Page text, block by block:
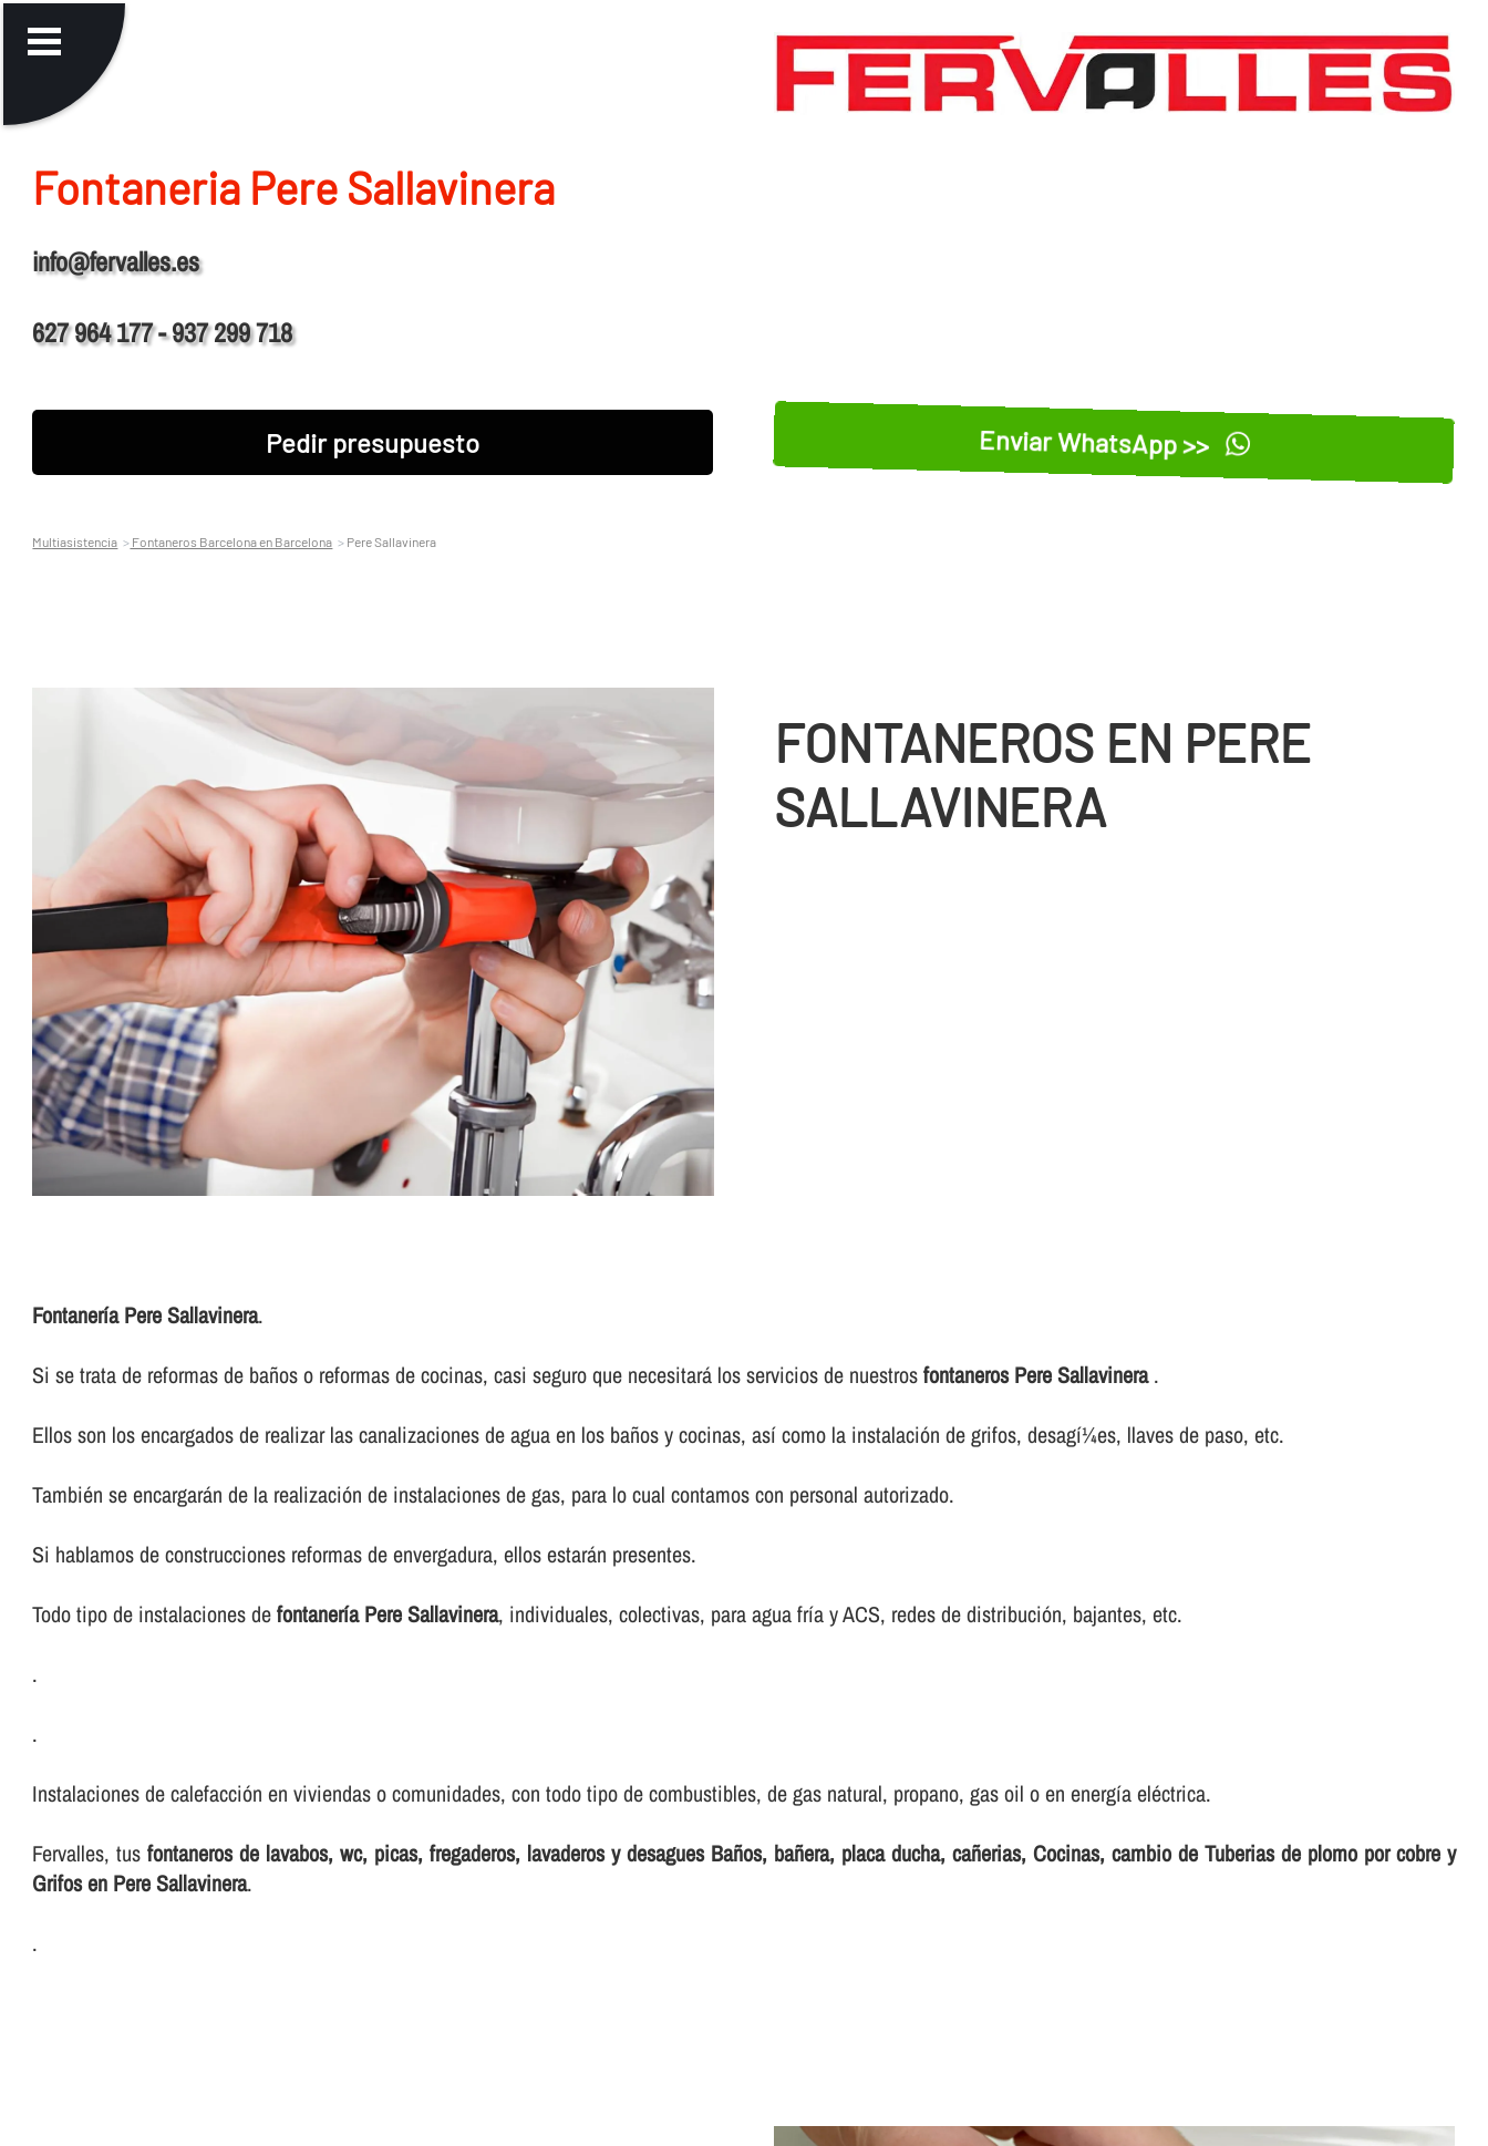
Fontaneria Pere Sallavinera
info@fervalles.es
627 964 177 - 937 299 718
Pedir presupuesto Enviar WhatsApp >>
Multiasistencia Fontaneros Barcelona en Barcelona Pere Sallavinera
FONTANEROS EN PERE
SALLAVINERA
Fontanerí­a Pere Sallavinera.
Si se trata de reformas de baños o reformas de cocinas, casi seguro que necesitará los servicios de nuestrosfontaneros Pere Sallavinera.
Ellos son los encargados de realizar las canalizaciones de agua en los baños y cocinas, así­ como la instalación de grifos, desagí¼es, llaves de paso, etc.
También se encargarán de la realización de instalaciones de gas, para lo cual contamos con personal autorizado.
Si hablamos de construcciones reformas de envergadura, ellos estarán presentes.
Todo tipo de instalaciones defontanerí­a Pere Sallavinera, individuales, colectivas, para agua frí­a y ACS, redes de distribución, bajantes, etc.
.
.
Instalaciones de calefacción en viviendas o comunidades, con todo tipo de combustibles, de gas natural, propano, gas oil o en energí­a eléctrica.
Fervalles, tusfontaneros de lavabos, wc, picas, fregaderos, lavaderos y desagues Baños, bañera, placa ducha, cañerias, Cocinas, cambio de Tuberias de plomo por cobre y
Grifos en Pere Sallavinera.
.